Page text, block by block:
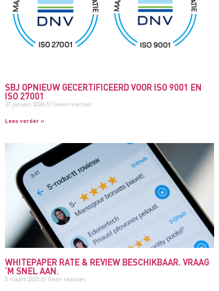
SBJ OPNIEUW GECERTIFICEERD VOOR ISO 9001 EN
ISO 27001
27 januari 2026 Geen reacties
Lees verder »
WHITEPAPER RATE & REVIEW BESCHIKBAAR. VRAAG
‘M SNEL AAN.
3 maart 2025 Geen reacties